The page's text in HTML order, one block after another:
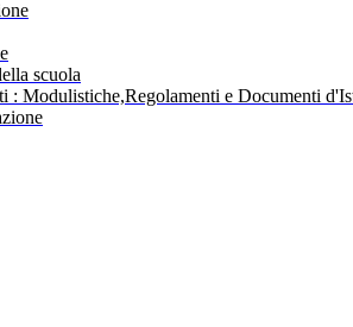
scuola
: Modulistiche,Regolamenti e Documenti